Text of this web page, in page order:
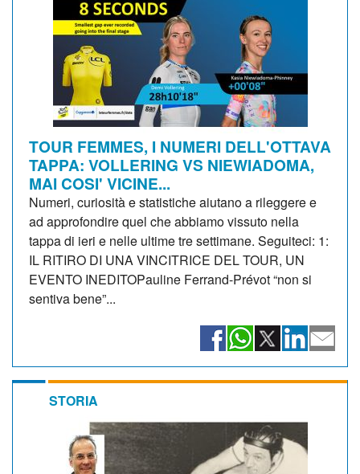
TOUR FEMMES, I NUMERI DELL'OTTAVA
TAPPA: VOLLERING VS NIEWIADOMA,
MAI COSI' VICINE...
Numeri, curiosità e statistiche aiutano a rileggere e
ad approfondire quel che abbiamo vissuto nella
tappa di ieri e nelle ultime tre settimane. Seguiteci: 1:
IL RITIRO DI UNA VINCITRICE DEL TOUR, UN
EVENTO INEDITOPauline Ferrand-Prévot “non si
sentiva bene”...
STORIA